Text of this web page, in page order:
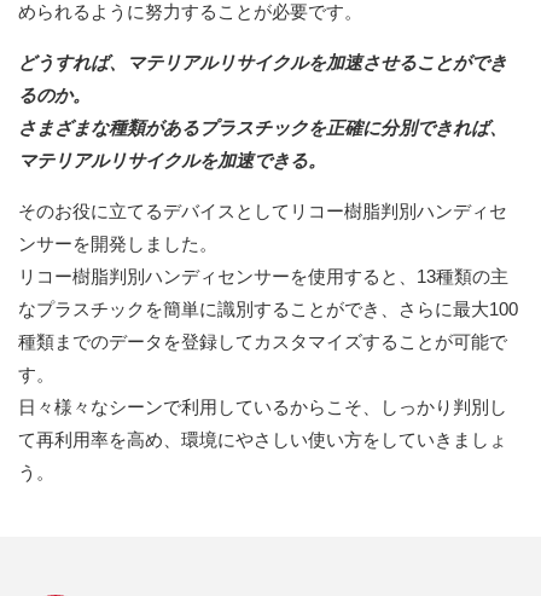
められるように努力することが必要です。
どうすれば、マテリアルリサイクルを加速させることができ
るのか。
さまざまな種類があるプラスチックを正確に分別できれば、
マテリアルリサイクルを加速できる。
そのお役に立てるデバイスとしてリコー樹脂判別ハンディセ
ンサーを開発しました。
リコー樹脂判別ハンディセンサーを使用すると、13種類の主
なプラスチックを簡単に識別することができ、さらに最大100
種類までのデータを登録してカスタマイズすることが可能で
す。
日々様々なシーンで利用しているからこそ、しっかり判別し
て再利用率を高め、環境にやさしい使い方をしていきましょ
う。